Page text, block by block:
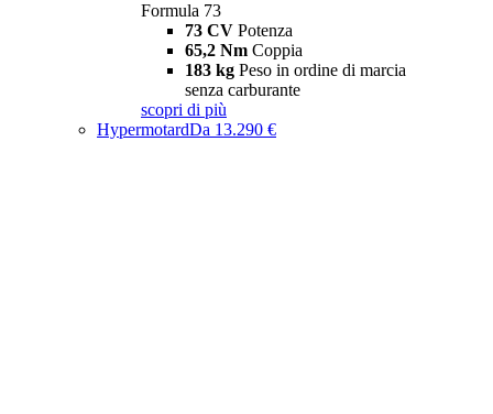
Formula 73
73 CV Potenza
65,2 Nm Coppia
183 kg Peso in ordine di marcia
senza carburante
scopri di più
HypermotardDa 13.290 €